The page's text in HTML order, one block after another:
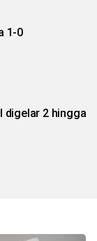
1-0
digelar 2 hingga